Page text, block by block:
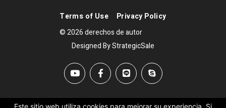
Terms of Use
Privacy Policy
© 2026 derechos de autor
Designed By StrategicSale
Este sitio web utiliza cookies para mejorar su experiencia. Si